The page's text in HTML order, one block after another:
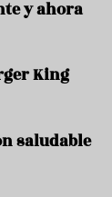
y ahora
King
saludable